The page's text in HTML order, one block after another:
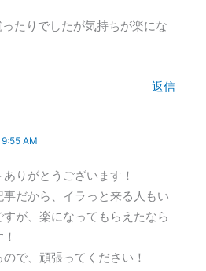
たりでしたが気持ちが楽にな
返信
AM
りがとうございます！
だから、イラっと来る人もい
が、楽になってもらえたなら
で、頑張ってください！